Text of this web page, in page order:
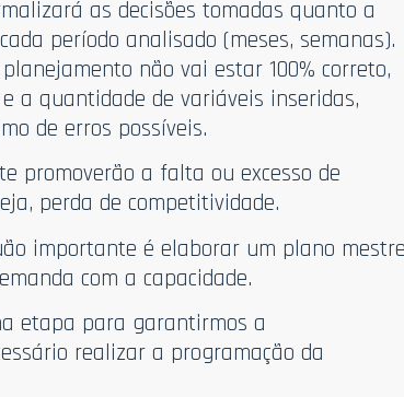
as decisões tomadas quanto a
período analisado (meses, semanas).
não vai estar 100% correto,
a quantidade de variáveis inseridas,
de erros possíveis.
promoverão a falta ou excesso de
perda de competitividade.
importante é elaborar um plano
com a capacidade.
etapa para garantirmos a
realizar a programação da